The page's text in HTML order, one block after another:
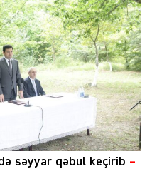
səyyar qəbul keçirib –